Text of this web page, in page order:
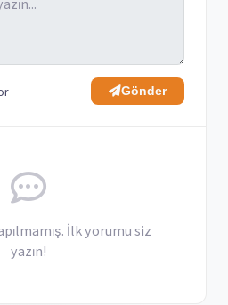
Gönder
İlk yorumu siz
yazın!